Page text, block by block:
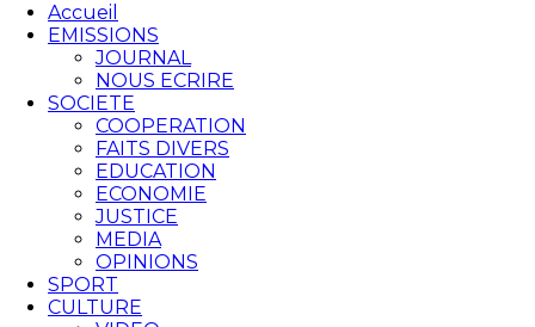
Accueil
EMISSIONS
JOURNAL
NOUS ECRIRE
SOCIETE
COOPERATION
FAITS DIVERS
EDUCATION
ECONOMIE
JUSTICE
MEDIA
OPINIONS
SPORT
CULTURE